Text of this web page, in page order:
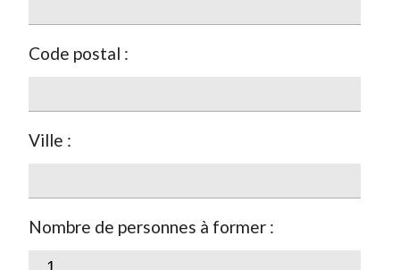
Code postal :
Ville :
Nombre de personnes à former :